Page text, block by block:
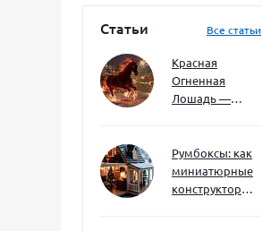
Статьи Все статьи
Красная
Огненная
Лошадь —
ждать и как
подготовиться
Румбоксы: как
миниатюрные
конструкторы